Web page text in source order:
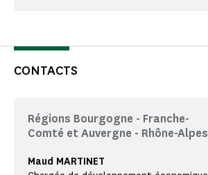
CONTACTS
Régions Bourgogne - Franche-
Comté et Auvergne - Rhône-Alpes
Maud MARTINET